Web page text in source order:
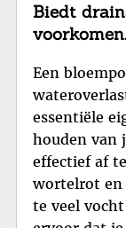
Biedt
voorkomen.
Een
essentiële
houden van
effectief af
wortelrot en
te veel